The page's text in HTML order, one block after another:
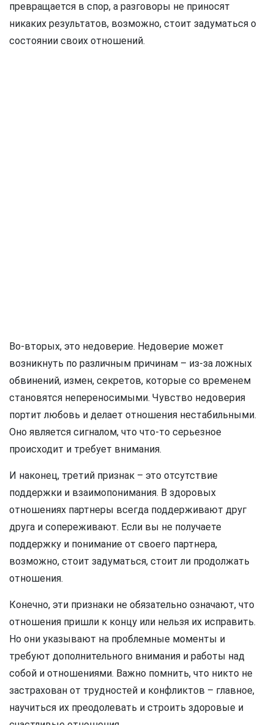
превращается в спор, а разговоры не приносят
никаких результатов, возможно, стоит задуматься о
состоянии своих отношений.
Во-вторых, это недоверие. Недоверие может
возникнуть по различным причинам – из-за ложных
обвинений, измен, секретов, которые со временем
становятся непереносимыми. Чувство недоверия
портит любовь и делает отношения нестабильными.
Оно является сигналом, что что-то серьезное
происходит и требует внимания.
И наконец, третий признак – это отсутствие
поддержки и взаимопонимания. В здоровых
отношениях партнеры всегда поддерживают друг
друга и сопереживают. Если вы не получаете
поддержку и понимание от своего партнера,
возможно, стоит задуматься, стоит ли продолжать
отношения.
Конечно, эти признаки не обязательно означают, что
отношения пришли к концу или нельзя их исправить.
Но они указывают на проблемные моменты и
требуют дополнительного внимания и работы над
собой и отношениями. Важно помнить, что никто не
застрахован от трудностей и конфликтов – главное,
научиться их преодолевать и строить здоровые и